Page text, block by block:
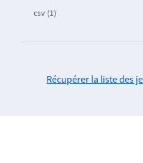
csv (1)
Récupérer la liste des